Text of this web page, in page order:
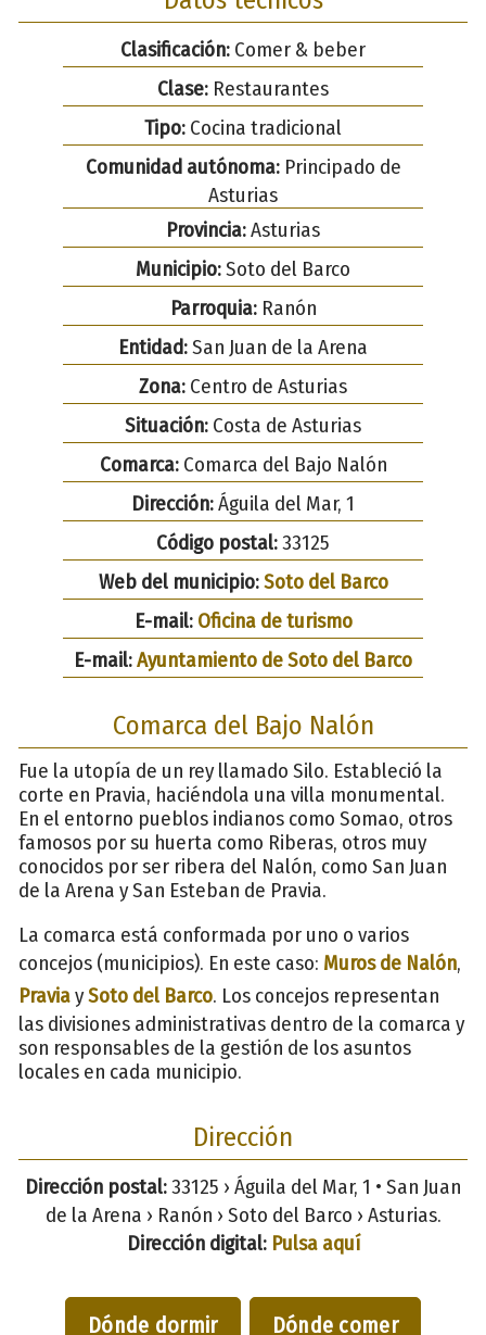
Clasificación: Comer & beber
Clase: Restaurantes
Tipo: Cocina tradicional
Comunidad autónoma:Principado de
Asturias
Provincia:Asturias
Municipio:Soto del Barco
Parroquia:Ranón
Entidad:San Juan de la Arena
Zona: Centro de Asturias
Situación: Costa de Asturias
Comarca:Comarca del Bajo Nalón
Dirección:Águila del Mar, 1
Código postal:33125
Web del municipio:Soto del Barco
E-mail: Oficina de turismo
E-mail:Ayuntamiento de Soto del Barco
Comarca del Bajo Nalón
Fue la utopía de un rey llamado Silo. Estableció la
corte en Pravia, haciéndola una villa monumental.
En el entorno pueblos indianos como Somao, otros
famosos por su huerta como Riberas, otros muy
conocidos por ser ribera del Nalón, como San Juan
de la Arena y San Esteban de Pravia.
La comarca está conformada por uno o varios
concejos (municipios). En este caso: Muros de Nalón,
PraviaySoto del Barco. Los concejos representan
las divisiones administrativas dentro de la comarca y
son responsables de la gestión de los asuntos
locales en cada municipio.
Dirección
Dirección postal:33125 › Águila del Mar, 1 • San Juan
de la Arena › Ranón › Soto del Barco › Asturias.
Dirección digital: Pulsa aquí
Dónde dormir Dónde comer